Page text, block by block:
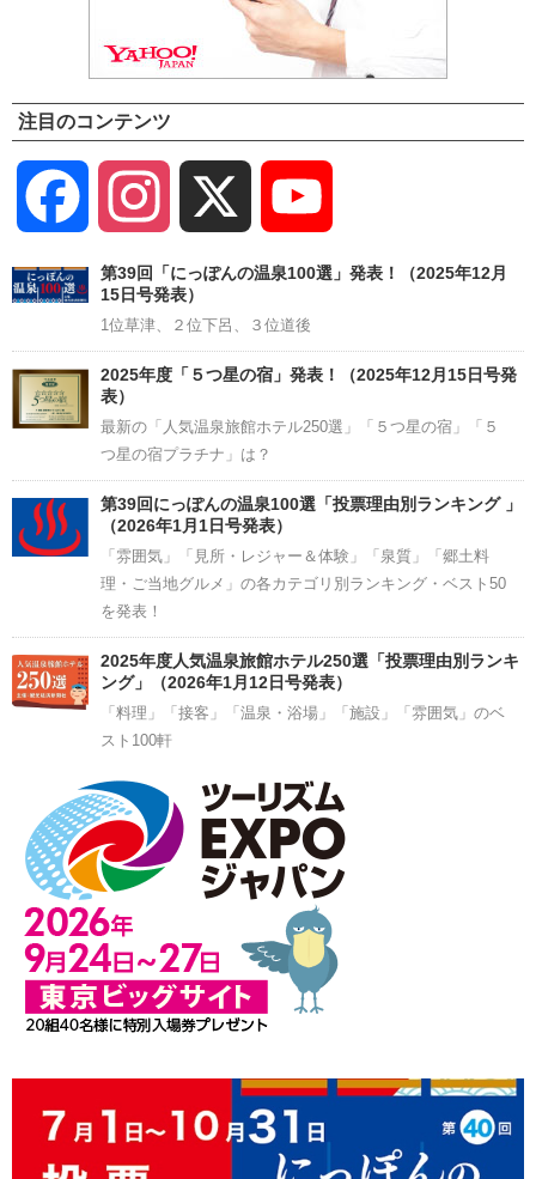
注目のコンテンツ
Facebook Instagram
Channel
第39回「にっぽんの温泉100選」発表！（2025年12月
15日号発表）
1位草津、２位下呂、３位道後
2025年度「５つ星の宿」発表！（2025年12月15日号発
表）
最新の「人気温泉旅館ホテル250選」「５つ星の宿」「５
つ星の宿プラチナ」は？
第39回にっぽんの温泉100選「投票理由別ランキング 」
（2026年1月1日号発表）
「雰囲気」「見所・レジャー＆体験」「泉質」「郷土料
理・ご当地グルメ」の各カテゴリ別ランキング・ベスト50
を発表！
2025年度人気温泉旅館ホテル250選「投票理由別ランキ
ング」（2026年1月12日号発表）
「料理」「接客」「温泉・浴場」「施設」「雰囲気」のベ
スト100軒